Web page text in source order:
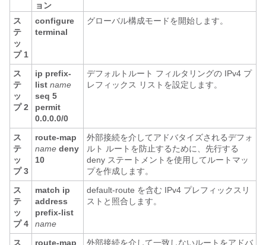
ョン
ス
テ
ッ
プ 1
configure
terminal
グローバル構成モードを開始します。
ス
テ
ッ
プ 2
ip prefix-
list name
seq 5
permit
0.0.0.0/0
デフォルトルート フィルタリングの IPv4 プ
レフィックス リストを設定します。
ス
テ
ッ
プ 3
route-map
name deny
10
外部接続を介してアドバタイズされるデフォ
ルト ルートを防止するために、先行する
deny ステートメントを使用してルートマッ
プを作成します。
ス
テ
ッ
プ 4
match ip
address
prefix-list
name
default-route を含む IPv4 プレフィックスリ
ストと照合します。
ス
route-map
外部接続を介して一致しないルートをアドバ